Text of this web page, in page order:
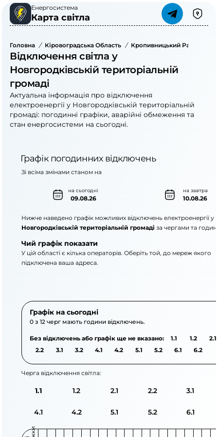
Енергосистема
Карта світла
Головна / Кіровоградська Область / Кропивницький Район
Відключення світла у
Новгородківській територіальній
громаді
Актуальна інформація про відключення
електроенергії у Новгородківській територіальній
громаді: погодинні графіки, аварійні обмеження та
стан енергосистеми на сьогодні.
Графік погодинних відключень
на сьогодні
09.08.26
на завтра
10.08.26
Зі всіма змінами станом на
Нижче наведено графік можливих відключень електроенергії у
Новгородківській територіальній громаді за чергами та
Чий графік показати
У цій області є кілька операторів. Оберіть той, до мереж якого
підключена ваша адреса.
Графік на сьогодні
0 з 12 черг мають години відключень.
Без відключень або графік ще не вказано: 1.1 1.2
2.1
2.2
3.1 3.2 4.1 4.2 5.1 5.2 6.1 6.2
Черга відключення світла:
1.1 1.2 2.1 2.2 3.1
4.1 4.2 5.1 5.2 6.1